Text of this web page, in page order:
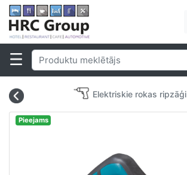
Elektriskie rokas ripzāģi
Pieejams